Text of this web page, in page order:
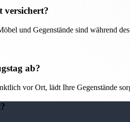
versichert?
und Gegenstände sind während
ab?
vor Ort, lädt Ihre Gegenstände